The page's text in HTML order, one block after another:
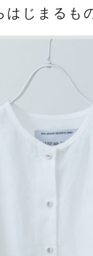
はじまるも